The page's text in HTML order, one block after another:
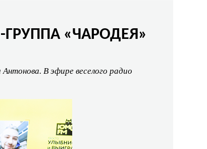
«ЧАРОДЕЯ»
В эфире веселого радио